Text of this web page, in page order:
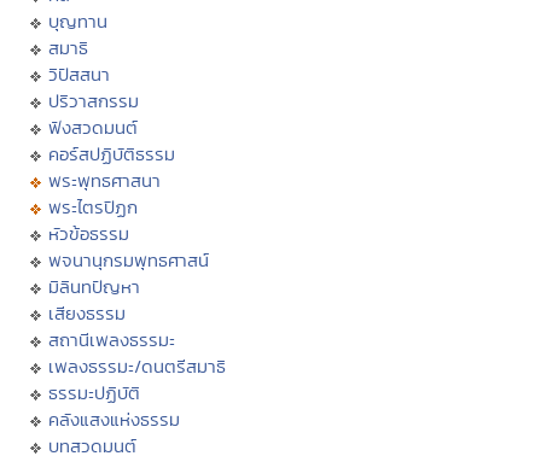
บุญทาน
สมาธิ
วิปัสสนา
ปริวาสกรรม
ฟังสวดมนต์
คอร์สปฏิบัติธรรม
พระพุทธศาสนา
พระไตรปิฏก
หัวข้อธรรม
พจนานุกรมพุทธศาสน์
มิลินทปัญหา
เสียงธรรม
สถานีเพลงธรรมะ
เพลงธรรมะ/ดนตรีสมาธิ
ธรรมะปฏิบัติ
คลังแสงแห่งธรรม
บทสวดมนต์